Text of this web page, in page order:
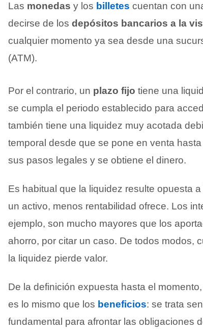
Las monedas y los billetes cuentan con
decirse de los depósitos bancarios a la
cualquier momento ya sea desde una
(ATM).
Por el contrario, un plazo fijo tiene una
se cumpla el periodo establecido para
también tiene una liquidez muy acotada
temporal desde que se pone en venta
sus pasos legales y se obtiene el dinero.
Es habitual que la liquidez resulte opuesta a
un activo, menos rentabilidad ofrece. Los
ejemplo, son mucho mayores que los
ahorro, por citar un caso. De todos modos,
la liquidez pierde valor.
De la definición expuesta hasta el
es lo mismo que los beneficios: se trata
fundamental para afrontar las obligaciones